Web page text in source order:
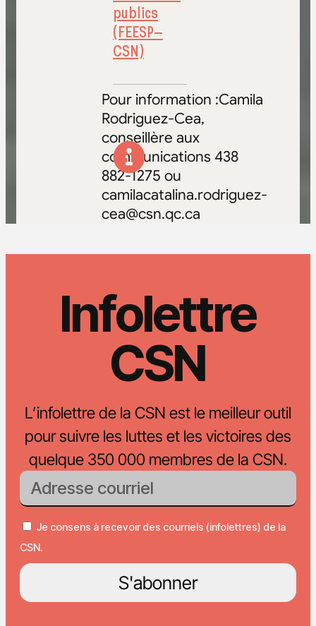
publics
(FEESP–
CSN)
Pour information :Camila
Rodriguez-Cea,
conseillère aux
communications 438
882-1275 ou
camilacatalina.rodriguez-
cea@csn.qc.ca
Infolettre
CSN
L’infolettre de la CSN est le meilleur outil
pour suivre les luttes et les victoires des
quelque 350 000 membres de la CSN.
Je consens à recevoir des courriels (infolettres) de la
CSN.
S'abonner